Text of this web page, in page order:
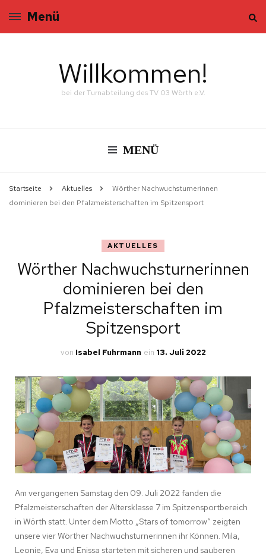
Menü
Willkommen!
bei der Turnabteilung des TV 03 Wörth e.V.
MENÜ
Startseite Aktuelles
Wörther Nachwuchsturnerinnen
dominieren bei den Pfalzmeisterschaften im Spitzensport
AKTUELLES
Wörther Nachwuchsturnerinnen
dominieren bei den
Pfalzmeisterschaften im
Spitzensport
von Isabel Fuhrmann ein 13. Juli 2022
Am vergangenen Samstag den 09. Juli 2022 fanden die
Pfalzmeisterschaften der Altersklasse 7 im Spitzensportbereich
in Wörth statt. Unter dem Motto „Stars of tomorrow“ zeigten
unsere vier Wörther Nachwuchsturnerinnen ihr Können. Mila,
Leonie, Eva und Enissa starteten mit sicheren und sauberen